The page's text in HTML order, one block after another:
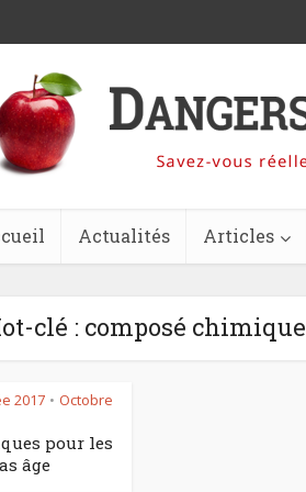
Actualités Articles
clé : composé chimique
2017 • Octobre
pour les
âge